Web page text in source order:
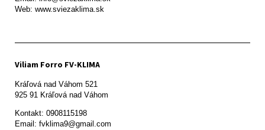
Web: www.sviezaklima.sk
Viliam Forro FV-KLIMA
Kráľová nad Váhom 521
Kontakt: 0908115198
Email: fvklima9@gmail.com